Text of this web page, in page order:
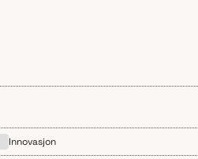
Innovasjon